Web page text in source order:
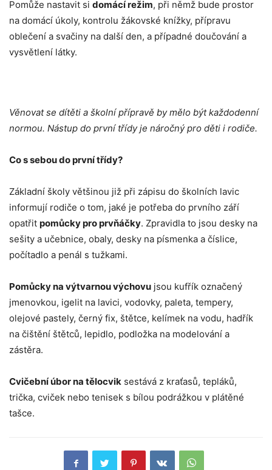
Pomůže nastavit si domácí režim, při němž bude prostor
na domácí úkoly, kontrolu žákovské knížky, přípravu
oblečení a svačiny na další den, a případné doučování a
vysvětlení látky.
Věnovat se dítěti a školní přípravě by mělo být každodenní
normou. Nástup do první třídy je náročný pro děti i rodiče.
Co s sebou do první třídy?
Základní školy většinou již při zápisu do školních lavic
informují rodiče o tom, jaké je potřeba do prvního září
opatřit pomůcky pro prvňáčky. Zpravidla to jsou desky na
sešity a učebnice, obaly, desky na písmenka a číslice,
počítadlo a penál s tužkami.
Pomůcky na výtvarnou výchovu jsou kufřík označený
jmenovkou, igelit na lavici, vodovky, paleta, tempery,
olejové pastely, černý fix, štětce, kelímek na vodu, hadřík
na čištění štětců, lepidlo, podložka na modelování a
zástěra.
Cvičební úbor na tělocvik sestává z kraťasů, tepláků,
trička, cviček nebo tenisek s bílou podrážkou v plátěné
tašce.